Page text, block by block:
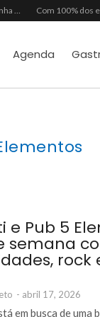
Mês dos Pais ganha programação especial com atrações gratuitas para toda a família no Shopping Maranguape
Agenda
e Pub 5
semana
rock
- abril 17, 2026
em busca de